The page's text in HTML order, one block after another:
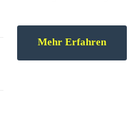
Mehr Erfahren